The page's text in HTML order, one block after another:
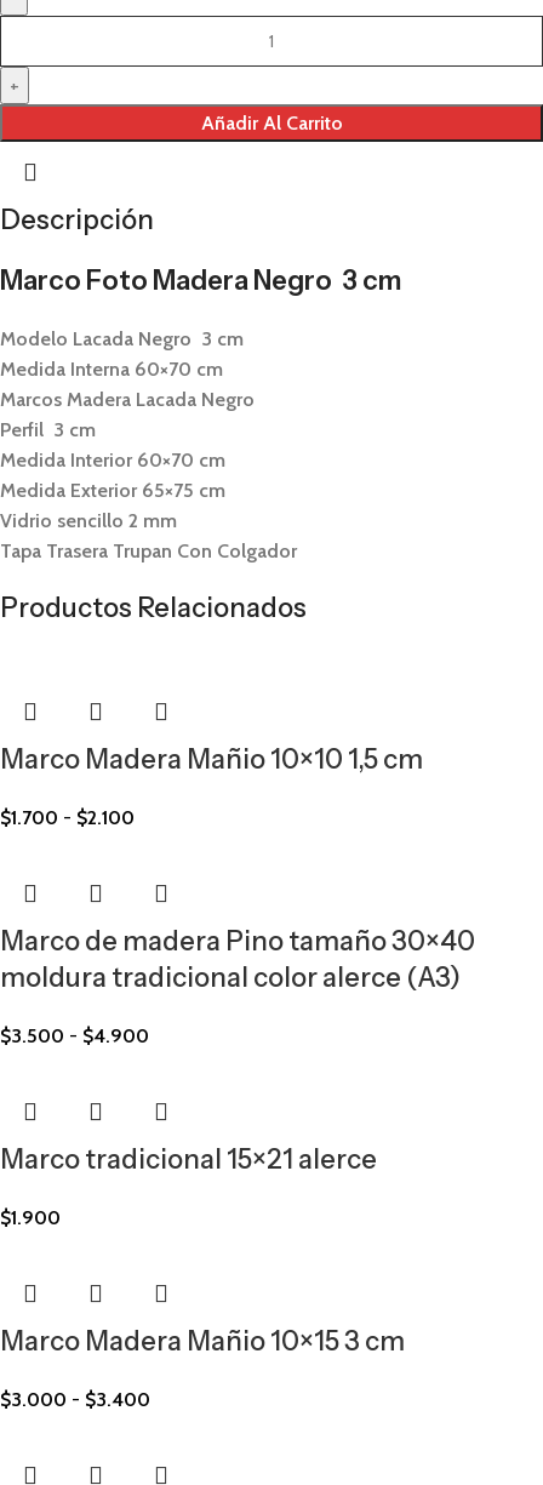
Añadir Al Carrito
Descripción
Marco Foto Madera Negro 3 cm
Modelo Lacada Negro 3 cm
Medida Interna 60×70 cm
Marcos Madera Lacada Negro
Perfil 3 cm
Medida Interior 60×70 cm
Medida Exterior 65×75 cm
Vidrio sencillo 2 mm
Tapa Trasera Trupan Con Colgador
Productos Relacionados
Marco Madera Mañio 10×10 1,5 cm
$1.700 - $2.100
Marco de madera Pino tamaño 30×40
moldura tradicional color alerce (A3)
$3.500 - $4.900
Marco tradicional 15×21 alerce
$1.900
Marco Madera Mañio 10×15 3 cm
$3.000 - $3.400